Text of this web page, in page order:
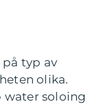
på typ av
olika.
soloing